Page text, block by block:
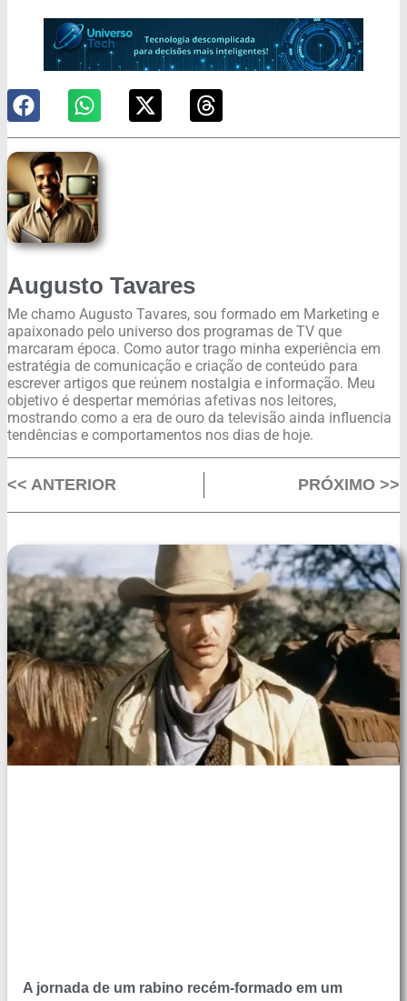
Augusto Tavares
Me chamo Augusto Tavares, sou formado em Marketing e
apaixonado pelo universo dos programas de TV que
marcaram época. Como autor trago minha experiência em
estratégia de comunicação e criação de conteúdo para
escrever artigos que reúnem nostalgia e informação. Meu
objetivo é despertar memórias afetivas nos leitores,
mostrando como a era de ouro da televisão ainda influencia
tendências e comportamentos nos dias de hoje.
<< ANTERIOR PRÓXIMO >>
A jornada de um rabino recém-formado em um